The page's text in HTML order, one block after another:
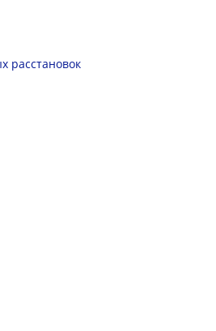
расстановок